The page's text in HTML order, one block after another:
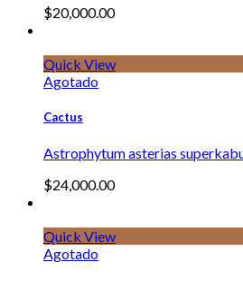
$20,000.00
Quick View
Agotado
Cactus
Astrophytum asterias
$24,000.00
Quick View
Agotado